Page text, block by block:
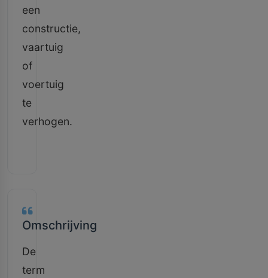
een
constructie,
vaartuig
of
voertuig
te
verhogen.
Omschrijving
De
term